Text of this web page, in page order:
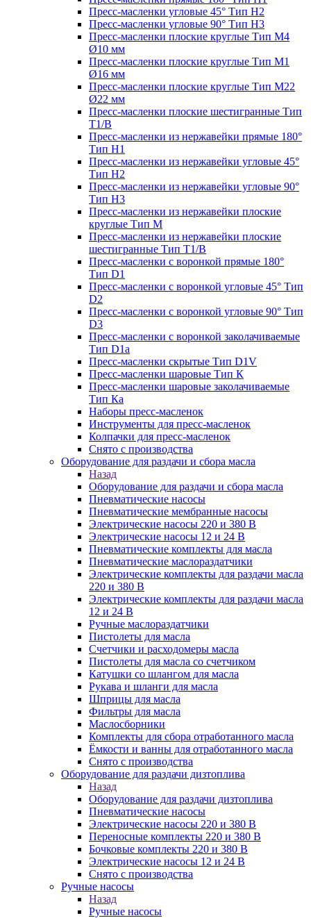
Пресс-масленки угловые 45° Тип H2
Пресс-масленки угловые 90° Тип H3
Пресс-масленки плоские круглые Тип M4
Ø10 мм
Пресс-масленки плоские круглые Тип M1
Ø16 мм
Пресс-масленки плоские круглые Тип M22
Ø22 мм
Пресс-масленки плоские шестигранные Тип
T1/B
Пресс-масленки из нержавейки прямые 180°
Тип H1
Пресс-масленки из нержавейки угловые 45°
Тип H2
Пресс-масленки из нержавейки угловые 90°
Тип H3
Пресс-масленки из нержавейки плоские
круглые Тип M
Пресс-масленки из нержавейки плоские
шестигранные Тип T1/B
Пресс-масленки с воронкой прямые 180°
Тип D1
Пресс-масленки с воронкой угловые 45° Тип
D2
Пресс-масленки с воронкой угловые 90° Тип
D3
Пресс-масленки с воронкой заколачиваемые
Тип D1a
Пресс-масленки скрытые Тип D1V
Пресс-масленки шаровые Тип К
Пресс-масленки шаровые заколачиваемые
Тип Кa
Наборы пресс-масленок
Инструменты для пресс-масленок
Колпачки для пресс-масленок
Снято с производства
Оборудование для раздачи и сбора масла
Назад
Оборудование для раздачи и сбора масла
Пневматические насосы
Пневматические мембранные насосы
Электрические насосы 220 и 380 В
Электрические насосы 12 и 24 В
Пневматические комплекты для масла
Пневматические маслораздатчики
Электрические комплекты для раздачи масла
220 и 380 В
Электрические комплекты для раздачи масла
12 и 24 В
Ручные маслораздатчики
Пистолеты для масла
Счетчики и расходомеры масла
Пистолеты для масла со счетчиком
Катушки со шлангом для масла
Рукава и шланги для масла
Шприцы для масла
Фильтры для масла
Маслосборники
Комплекты для сбора отработанного масла
Ёмкости и ванны для отработанного масла
Снято с производства
Оборудование для раздачи дизтоплива
Назад
Оборудование для раздачи дизтоплива
Пневматические насосы
Электрические насосы 220 и 380 В
Переносные комплекты 220 и 380 В
Бочковые комплекты 220 и 380 В
Электрические насосы 12 и 24 В
Снято с производства
Ручные насосы
Назад
Ручные насосы